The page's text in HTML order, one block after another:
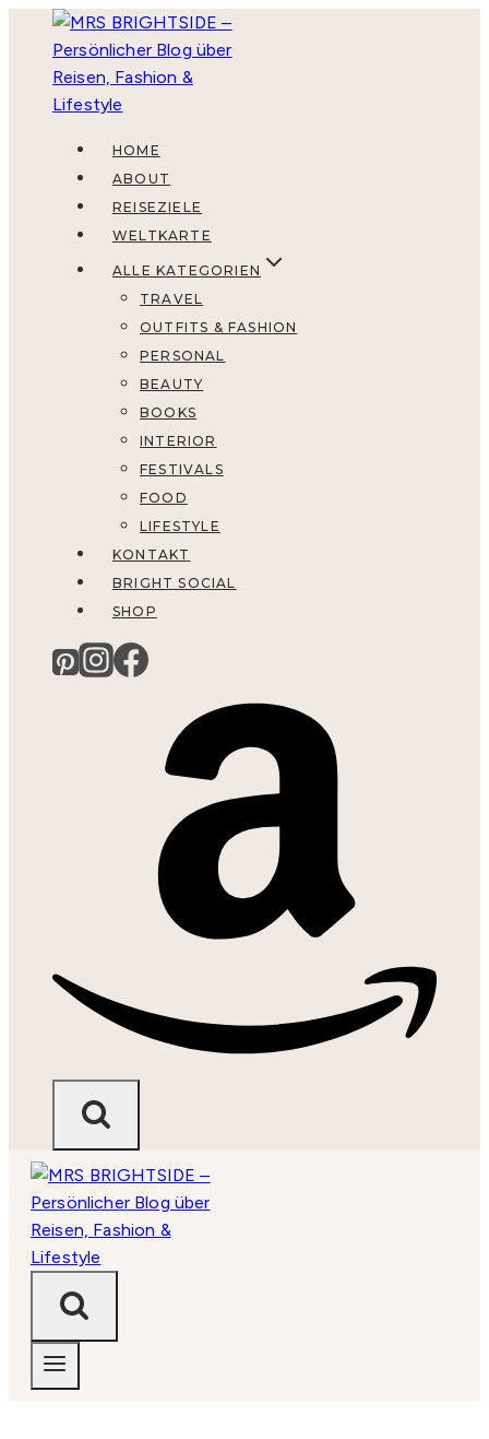
springen
HOME
ABOUT
REISEZIELE
WELTKARTE
ALLE KATEGORIEN
TRAVEL
OUTFITS & FASHION
PERSONAL
BEAUTY
BOOKS
INTERIOR
FESTIVALS
FOOD
LIFESTYLE
KONTAKT
BRIGHT SOCIAL
SHOP